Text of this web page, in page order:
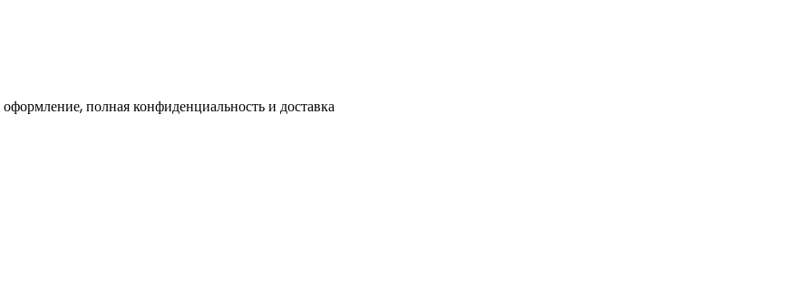
полная конфиденциальность и доставка